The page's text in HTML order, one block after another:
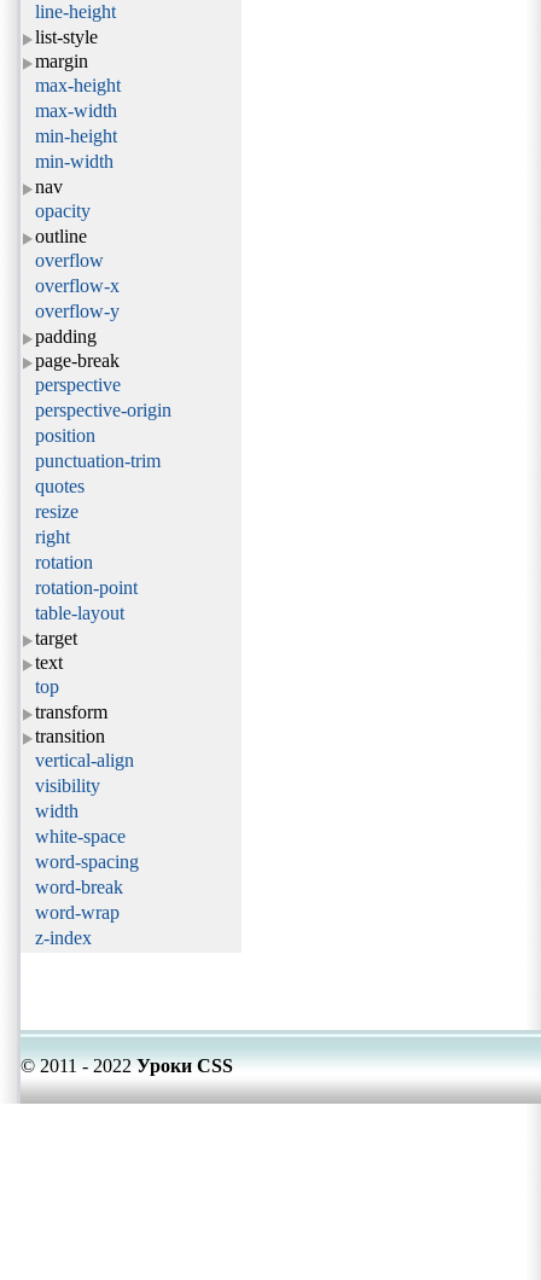
line-height
list-style
margin
max-height
max-width
min-height
min-width
nav
opacity
outline
overflow
overflow-x
overflow-y
padding
page-break
perspective
perspective-origin
position
punctuation-trim
quotes
resize
right
rotation
rotation-point
table-layout
target
text
top
transform
transition
vertical-align
visibility
width
white-space
word-spacing
word-break
word-wrap
z-index
© 2011 - 2022Уроки CSS